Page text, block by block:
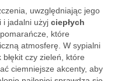
uwzględniając jego
i jadalni użyj ciepłych
które
atmosferę. W sypialni
czy zieleń, które
ciemniejsze akcenty, aby